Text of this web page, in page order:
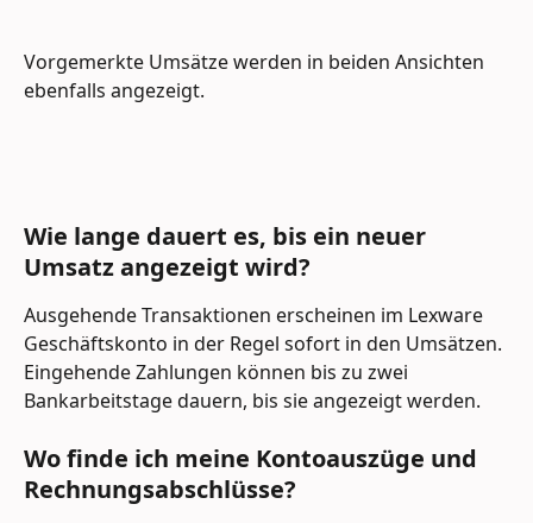
Vorgemerkte Umsätze werden in beiden Ansichten
ebenfalls angezeigt.
Wie lange dauert es, bis ein neuer
Umsatz angezeigt wird?
Ausgehende Transaktionen erscheinen im Lexware
Geschäftskonto in der Regel sofort in den Umsätzen.
Eingehende Zahlungen können bis zu zwei
Bankarbeitstage dauern, bis sie angezeigt werden.
Wo finde ich meine Kontoauszüge und
Rechnungsabschlüsse?